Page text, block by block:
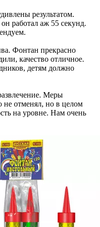
результатом.
работал аж 55 секунд.
Фонтан прекрасно
качество отличное.
детям должно
Меры
не отменял, но в целом
на уровне. Нам очень